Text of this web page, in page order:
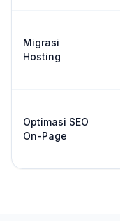
Migrasi
Hosting
Optimasi SEO
On-Page